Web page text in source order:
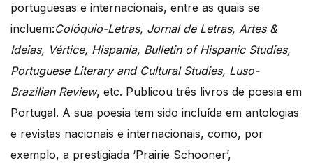
portuguesas e internacionais, entre as quais se
incluem:Colóquio-Letras, Jornal de Letras, Artes &
Ideias, Vértice, Hispania, Bulletin of Hispanic Studies,
Portuguese Literary and Cultural Studies, Luso-
Brazilian Review, etc. Publicou três livros de poesia em
Portugal. A sua poesia tem sido incluída em antologias
e revistas nacionais e internacionais, como, por
exemplo, a prestigiada ‘Prairie Schooner’,